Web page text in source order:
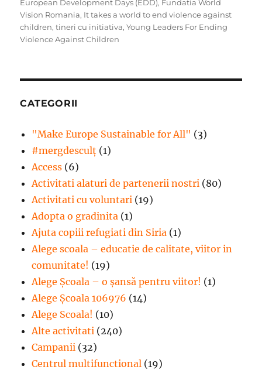
European Development Days (EDD), Fundatia World
Vision Romania, It takes a world to end violence against
children,tineri cu initiativa,Young Leaders For Ending
Violence Against Children
CATEGORII
"Make Europe Sustainable for All" (3)
#mergdesculţ (1)
Access (6)
Activitati alaturi de partenerii nostri (80)
Activitati cu voluntari (19)
Adopta o gradinita (1)
Ajuta copiii refugiati din Siria (1)
Alege scoala – educatie de calitate, viitor in
comunitate! (19)
Alege Şcoala – o şansă pentru viitor! (1)
Alege Școala 106976 (14)
Alege Scoala! (10)
Alte activitati (240)
Campanii (32)
Centrul multifunctional (19)